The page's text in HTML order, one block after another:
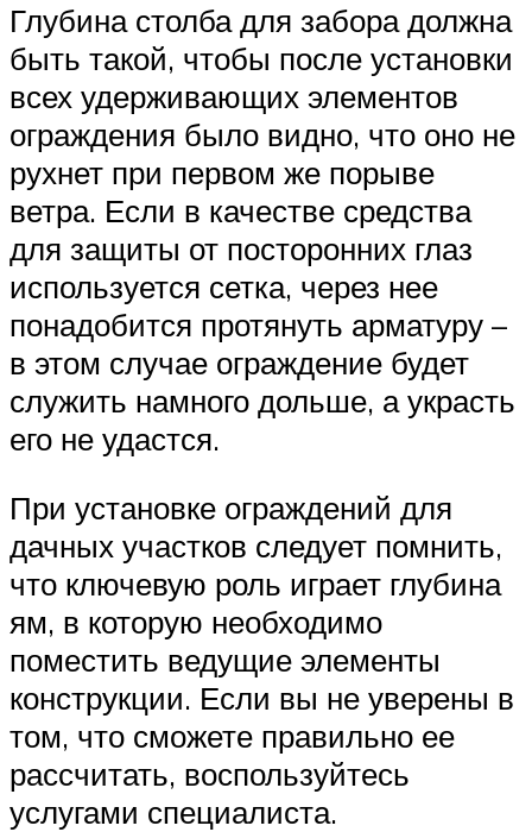
Глубина столба для забора должна
быть такой, чтобы после установки
всех удерживающих элементов
ограждения было видно, что оно не
рухнет при первом же порыве
ветра. Если в качестве средства
для защиты от посторонних глаз
используется сетка, через нее
понадобится протянуть арматуру –
в этом случае ограждение будет
служить намного дольше, а украсть
его не удастся.
При установке ограждений для
дачных участков следует помнить,
что ключевую роль играет глубина
ям, в которую необходимо
поместить ведущие элементы
конструкции. Если вы не уверены в
том, что сможете правильно ее
рассчитать, воспользуйтесь
услугами специалиста.